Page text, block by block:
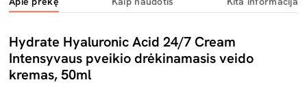
Hydrate Hyaluronic Acid 24/7 Cream
Intensyvaus pveikio drėkinamasis veido
kremas, 50ml